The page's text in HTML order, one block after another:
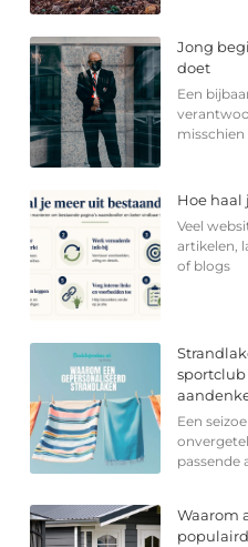
Jong
doet
Een
Hoe
Veel
artikelen,
of blogs
Een
passende
Waarom